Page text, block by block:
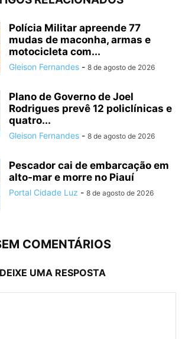
Polícia Militar apreende 77
mudas de maconha, armas e
motocicleta com...
Gleison Fernandes - 8 de agosto de 2026
Plano de Governo de Joel
Rodrigues prevê 12 policlínicas e
quatro...
Gleison Fernandes - 8 de agosto de 2026
Pescador cai de embarcação em
alto-mar e morre no Piauí
Portal Cidade Luz - 8 de agosto de 2026
COMENTÁRIOS
DEIXE UMA RESPOSTA